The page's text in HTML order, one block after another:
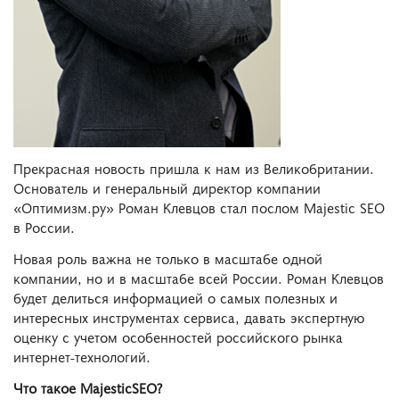
Прекрасная новость пришла к нам из Великобритании.
Основатель и генеральный директор компании
«Оптимизм.ру» Роман Клевцов стал послом Majestic SEO
в России.
Новая роль важна не только в масштабе одной
компании, но и в масштабе всей России. Роман Клевцов
будет делиться информацией о самых полезных и
интересных инструментах сервиса, давать экспертную
оценку с учетом особенностей российского рынка
интернет-технологий.
Что такое MajesticSEO?